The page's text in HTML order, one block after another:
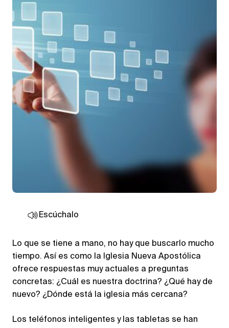
Escúchalo
Lo que se tiene a mano, no hay que buscarlo mucho
tiempo. Así es como la Iglesia Nueva Apostólica
ofrece respuestas muy actuales a preguntas
concretas: ¿Cuál es nuestra doctrina? ¿Qué hay de
nuevo? ¿Dónde está la iglesia más cercana?
Los teléfonos inteligentes y las tabletas se han